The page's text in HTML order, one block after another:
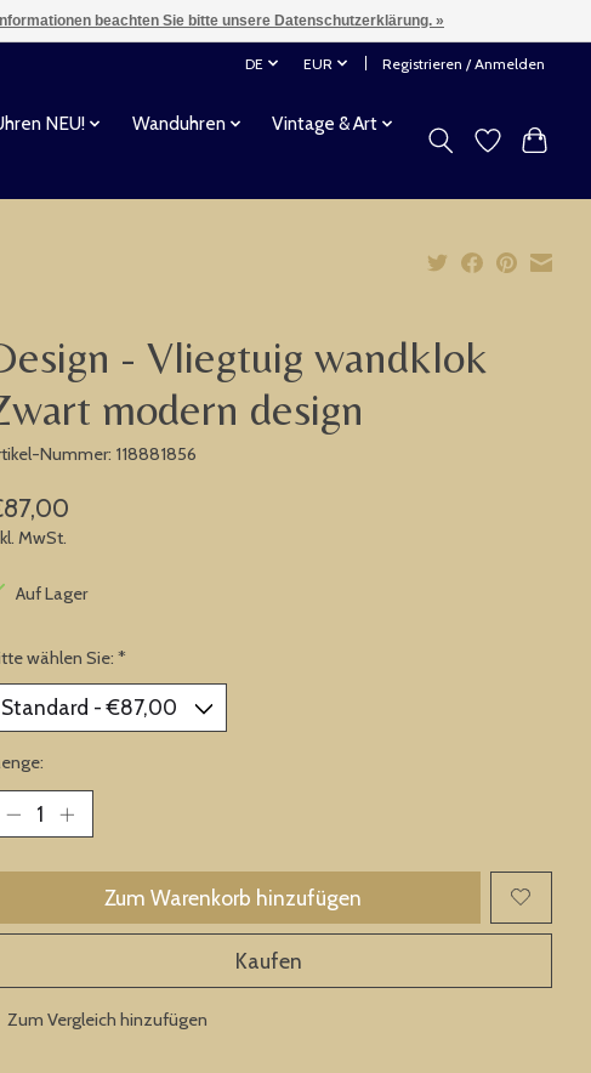
DE EUR Registrieren / Anmelden
NEU! Wanduhren
Vintage & Art
- Vliegtuig wandklok
modern design
Nummer: 118881856
MwSt.
Auf Lager
wählen Sie: *
Zum Warenkorb hinzufügen
Kaufen
Zum Vergleich hinzufügen
beachten Sie bitte unsere Datenschutzerklärung. »